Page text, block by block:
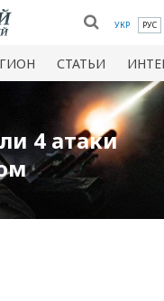
УКР РУС
СТАТЬИ
4 атаки